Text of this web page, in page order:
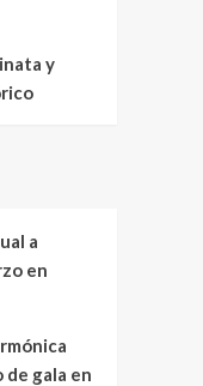
y
a
en
gala en